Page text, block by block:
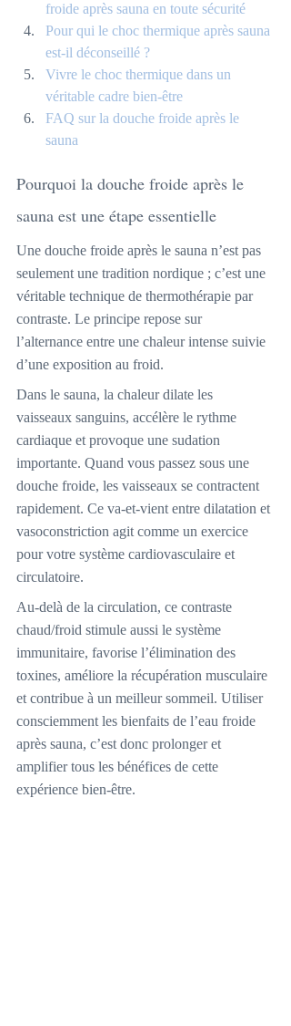
froide après sauna en toute sécurité
Pour qui le choc thermique après sauna
est-il déconseillé ?
Vivre le choc thermique dans un
véritable cadre bien-être
FAQ sur la douche froide après le
sauna
Pourquoi la douche froide après le
sauna est une étape essentielle
Une douche froide après le sauna n’est pas
seulement une tradition nordique ; c’est une
véritable technique de thermothérapie par
contraste. Le principe repose sur
l’alternance entre une chaleur intense suivie
d’une exposition au froid.
Dans le sauna, la chaleur dilate les
vaisseaux sanguins, accélère le rythme
cardiaque et provoque une sudation
importante. Quand vous passez sous une
douche froide, les vaisseaux se contractent
rapidement. Ce va-et-vient entre dilatation et
vasoconstriction agit comme un exercice
pour votre système cardiovasculaire et
circulatoire.
Au-delà de la circulation, ce contraste
chaud/froid stimule aussi le système
immunitaire, favorise l’élimination des
toxines, améliore la récupération musculaire
et contribue à un meilleur sommeil. Utiliser
consciemment les bienfaits de l’eau froide
après sauna, c’est donc prolonger et
amplifier tous les bénéfices de cette
expérience bien-être.